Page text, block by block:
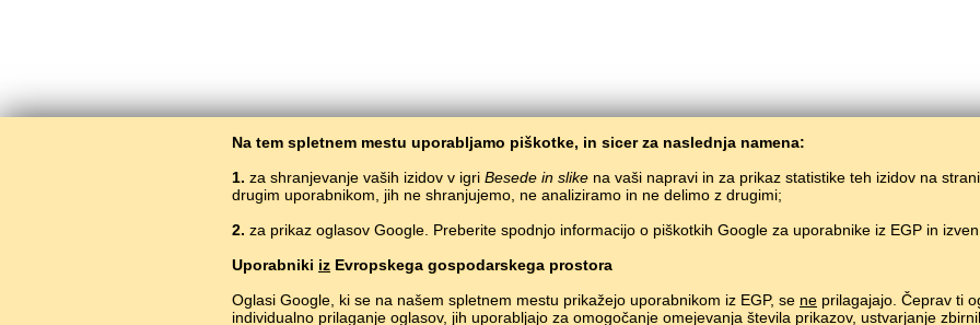
Na tem spletnem mestu uporabljamo piškotke, in sicer za naslednja namena:
1. za shranjevanje vaših izidov v igri Besede in slike na vaši napravi in za prikaz statistike teh izidov na
drugim uporabnikom, jih ne shranjujemo, ne analiziramo in ne delimo z drugimi;
2. za prikaz oglasov Google. Preberite spodnjo informacijo o piškotkih Google za uporabnike iz EGP in
Uporabniki iz Evropskega gospodarskega prostora
Oglasi Google, ki se na našem spletnem mestu prikažejo uporabnikom iz EGP, se ne prilagajajo. Čeprav ti
individualno prilaganje oglasov, jih uporabljajo za omogočanje omejevanja števila prikazov, ustvarjanje
BaltoSlav / Besede in slike/ Kirgiščina v slikah
Copyright © 2015–2025 BALTOSLAV.